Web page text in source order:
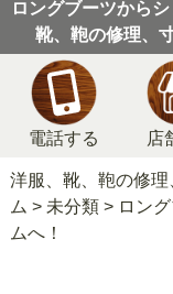
ロングブーツから
靴、鞄の修理、
電話する 店
洋服、靴、鞄の修
ム > 未分類> ロン
ムへ！